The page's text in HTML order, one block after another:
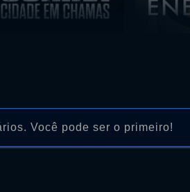
Você pode ser o primeiro!